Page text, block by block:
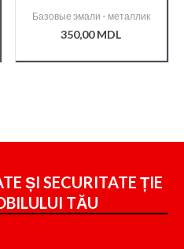
Базовые эмали - металлик
350,00MDL
ȘI SECURITATE ȚIE
TĂU